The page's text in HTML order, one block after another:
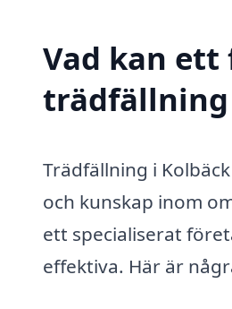
Vad kan ett
trädfällning
Trädfällning i
och kunskap inom
ett specialiserat
effektiva. Här är